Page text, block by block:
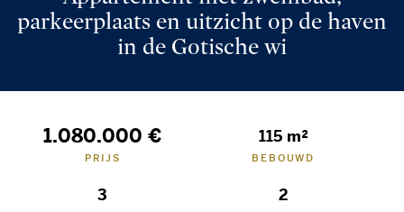
parkeerplaats en uitzicht op de haven
in de Gotische wi
1.080.000 €
PRIJS
115 m²
BEBOUWD
3 2